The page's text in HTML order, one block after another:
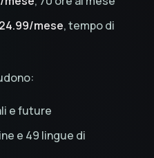
mese, tempo di
e future
e 49 lingue di